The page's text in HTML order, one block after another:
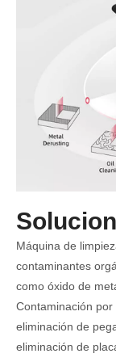
Máquina de
contaminantes
como óxido de
Contaminación
eliminación de
eliminación de